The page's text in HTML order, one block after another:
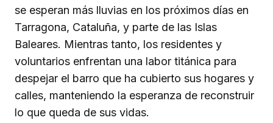
se esperan más lluvias en los próximos días en
Tarragona, Cataluña, y parte de las Islas
Baleares. Mientras tanto, los residentes y
voluntarios enfrentan una labor titánica para
despejar el barro que ha cubierto sus hogares y
calles, manteniendo la esperanza de reconstruir
lo que queda de sus vidas.